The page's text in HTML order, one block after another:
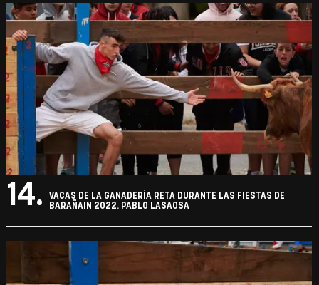
14.
VACAS DE LA GANADERÍA RETA DURANTE LAS FIESTAS DE
BARAÑAIN 2022. PABLO LASAOSA